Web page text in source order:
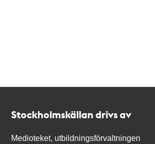
Stockholmskällan drivs av
Medioteket, utbildningsförvaltningen